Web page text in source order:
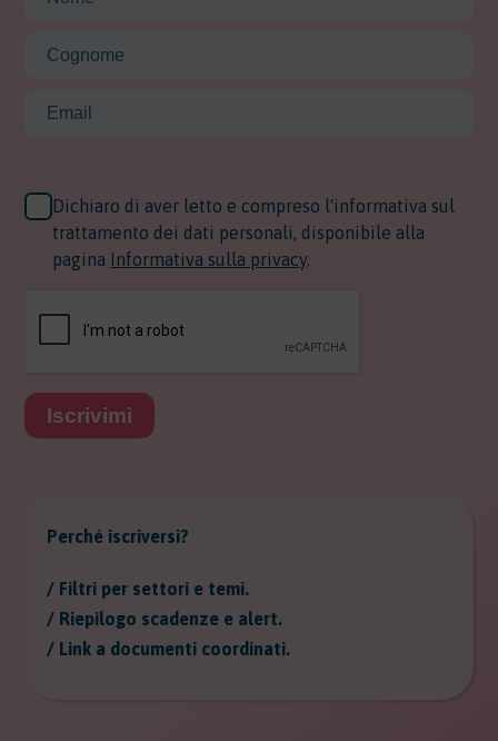
Dichiaro di aver letto e compreso l'informativa sul
trattamento dei dati personali, disponibile alla
pagina Informativa sulla privacy.
Iscrivimi
Perché iscriversi?
/ Filtri per settori e temi.
/ Riepilogo scadenze e alert.
/ Link a documenti coordinati.